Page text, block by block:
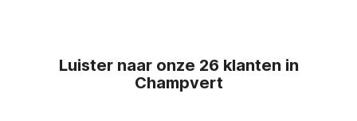
Luister naar onze 26 klanten in
Champvert